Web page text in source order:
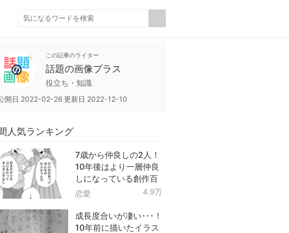
この記事のライター
話題の画像プラス
役立ち・知識
開日 2022-02-26 更新日 2022-12-10
人気ランキング
7歳から仲良しの2人！
10年後はより一層仲良
しになっている創作百
合！
恋愛 4.9万
成長度合いが凄い･･･！
10年前に描いたイラス